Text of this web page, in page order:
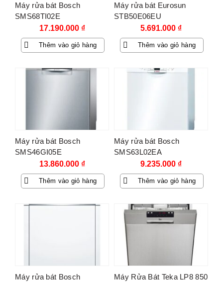
Máy rửa bát Bosch
SMS68TI02E
17.190.000 ₫
Thêm vào giỏ hàng
Máy rửa bát Eurosun
STB50E06EU
5.691.000 ₫
Thêm vào giỏ hàng
Máy rửa bát Bosch
SMS46GI05E
13.860.000 ₫
Thêm vào giỏ hàng
Máy rửa bát Bosch
SMS63L02EA
9.235.000 ₫
Thêm vào giỏ hàng
Máy rửa bát Bosch
Máy Rửa Bát Teka LP8 850